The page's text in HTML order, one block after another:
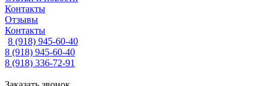
Контакты
Отзывы
Контакты
8 (918) 945-60-40
8 (918) 945-60-40
8 (918) 336-72-91